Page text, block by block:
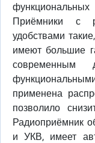
Приёмники с
удобствами
имеют большие
современным
применена
позволило
Радиоприёмник
и УКВ, имеет